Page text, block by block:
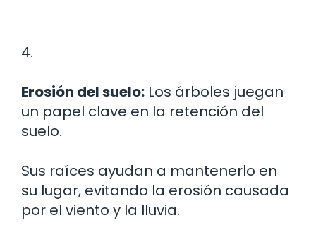
4.
Erosión del suelo: Los árboles juegan
un papel clave en la retención del
suelo.
Sus raíces ayudan a mantenerlo en
su lugar, evitando la erosión causada
por el viento y la lluvia.